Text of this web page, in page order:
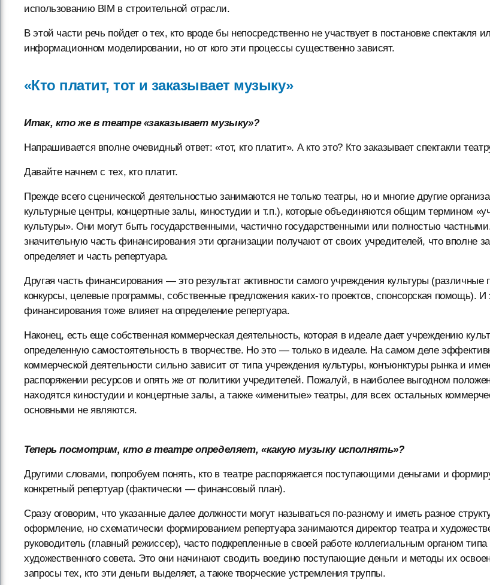
использованию BIM в строительной отрасли.
В этой части речь пойдет о тех, кто вроде бы непосредственно не участвует в постановке спектакля
информационном моделировании, но от кого эти процессы существенно зависят.
«Кто платит, тот и заказывает музыку»
Итак, кто же в театре «заказывает музыку»?
Напрашивается вполне очевидный ответ: «тот, кто платит». А кто это? Кто заказывает спектакли
Давайте начнем с тех, кто платит.
Прежде всего сценической деятельностью занимаются не только театры, но и многие другие
культурные центры, концертные залы, киностудии и т.п.), которые объединяются общим термином
культуры». Они могут быть государственными, частично государственными или полностью
значительную часть финансирования эти организации получают от своих учредителей, что вполне
определяет и часть репертуара.
Другая часть финансирования — это результат активности самого учреждения культуры (различные
конкурсы, целевые программы, собственные предложения каких-то проектов, спонсорская помощь). И
финансирования тоже влияет на определение репертуара.
Наконец, есть еще собственная коммерческая деятельность, которая в идеале дает учреждению
определенную самостоятельность в творчестве. Но это — только в идеале. На самом деле
коммерческой деятельности сильно зависит от типа учреждения культуры, конъюнктуры рынка и
распоряжении ресурсов и опять же от политики учредителей. Пожалуй, в наиболее выгодном
находятся киностудии и концертные залы, а также «именитые» театры, для всех остальных
основными не являются.
Теперь посмотрим, кто в театре определяет, «какую музыку исполнять»?
Другими словами, попробуем понять, кто в театре распоряжается поступающими деньгами и
конкретный репертуар (фактически — финансовый план).
Сразу оговорим, что указанные далее должности могут называться по-разному и иметь разное
оформление, но схематически формированием репертуара занимаются директор театра и
руководитель (главный режиссер), часто подкрепленные в своей работе коллегиальным органом типа
художественного совета. Это они начинают сводить воедино поступающие деньги и методы их
запросы тех, кто эти деньги выделяет, а также творческие устремления труппы.